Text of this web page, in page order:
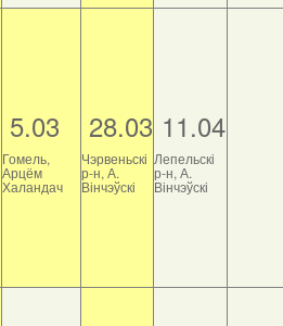
5.03
Гомель,
Арцём
Халандач
28.03
Чэрвеньскі
р-н, А.
Вінчэўскі
11.04
Лепельскі
р-н, А.
Вінчэўскі